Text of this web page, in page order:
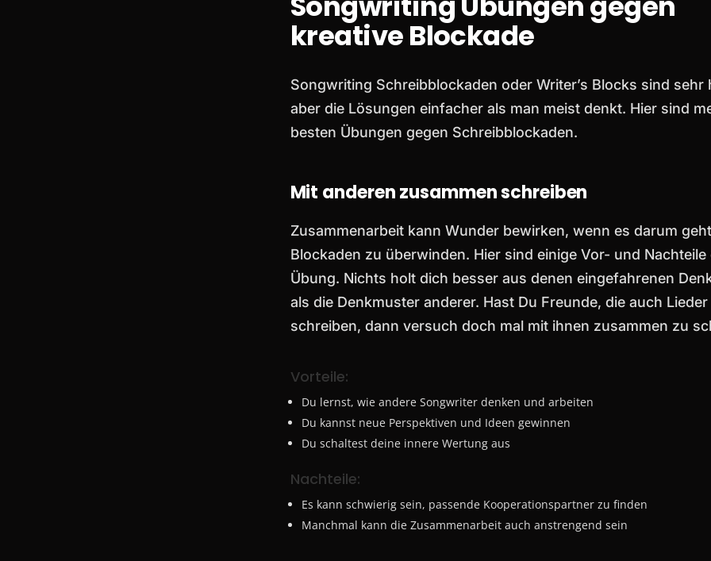
kreative Blockade
Songwriting Schreibblockaden oder Writer’s Blocks sind sehr
aber die Lösungen einfacher als man meist denkt. Hier sind
besten Übungen gegen Schreibblockaden.
Mit anderen zusammen schreiben
Zusammenarbeit kann Wunder bewirken, wenn es darum
Blockaden zu überwinden. Hier sind einige Vor- und Nachteile
Übung. Nichts holt dich besser aus denen eingefahrenen
als die Denkmuster anderer. Hast Du Freunde, die auch Lieder
schreiben, dann versuch doch mal mit ihnen zusammen zu
Vorteile:
Du lernst, wie andere Songwriter denken und arbeiten
Du kannst neue Perspektiven und Ideen gewinnen
Du schaltest deine innere Wertung aus
Nachteile:
Es kann schwierig sein, passende Kooperationspartner zu finden
Manchmal kann die Zusammenarbeit auch anstrengend sein